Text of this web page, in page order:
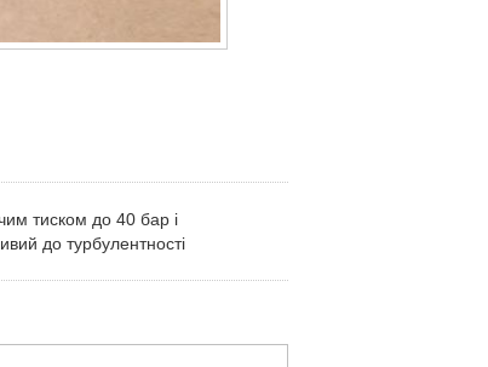
тиском до 40 бар і
до турбулентності